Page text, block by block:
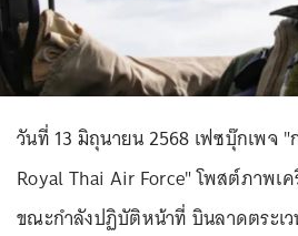
วันที่ 13 มิถุนายน 2568 เฟซบุ๊กเพจ
Royal Thai Air Force" โพสต์ภาพเ
ขณะกำลังปฏิบัติหน้าที่ บินลาดตระเ